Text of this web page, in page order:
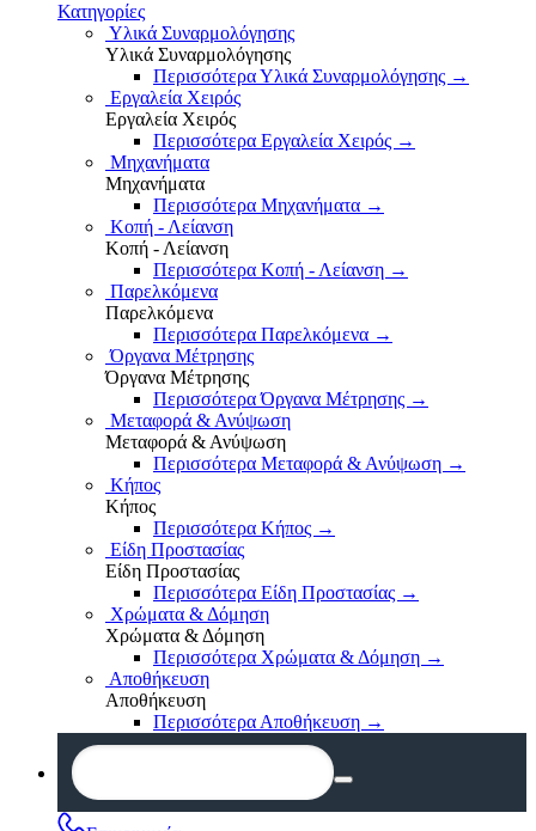
Κατηγορίες
Υλικά Συναρμολόγησης
Υλικά Συναρμολόγησης
Περισσότερα Υλικά Συναρμολόγησης →
Εργαλεία Χειρός
Εργαλεία Χειρός
Περισσότερα Εργαλεία Χειρός →
Μηχανήματα
Μηχανήματα
Περισσότερα Μηχανήματα →
Κοπή - Λείανση
Κοπή - Λείανση
Περισσότερα Κοπή - Λείανση →
Παρελκόμενα
Παρελκόμενα
Περισσότερα Παρελκόμενα →
Όργανα Μέτρησης
Όργανα Μέτρησης
Περισσότερα Όργανα Μέτρησης →
Μεταφορά & Ανύψωση
Μεταφορά & Ανύψωση
Περισσότερα Μεταφορά & Ανύψωση →
Κήπος
Κήπος
Περισσότερα Κήπος →
Είδη Προστασίας
Είδη Προστασίας
Περισσότερα Είδη Προστασίας →
Χρώματα & Δόμηση
Χρώματα & Δόμηση
Περισσότερα Χρώματα & Δόμηση →
Αποθήκευση
Αποθήκευση
Περισσότερα Αποθήκευση →